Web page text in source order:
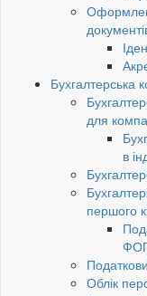
Бухгалтерська
для
в
першого
Облік